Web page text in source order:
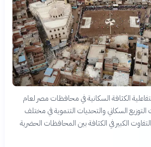
الكثافة السكانية في محافظات مصر لعام
التوزيع السكاني والتحديات التنموية في مختلف
الكبير في الكثافة بين المحافظات الحضرية